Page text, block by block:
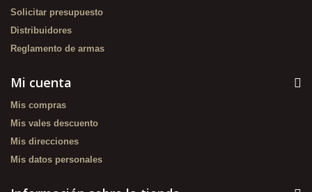
Solicitar presupuesto
Distribuidores
Reglamento de armas
Mi cuenta
Mis compras
Mis vales descuento
Mis direcciones
Mis datos personales